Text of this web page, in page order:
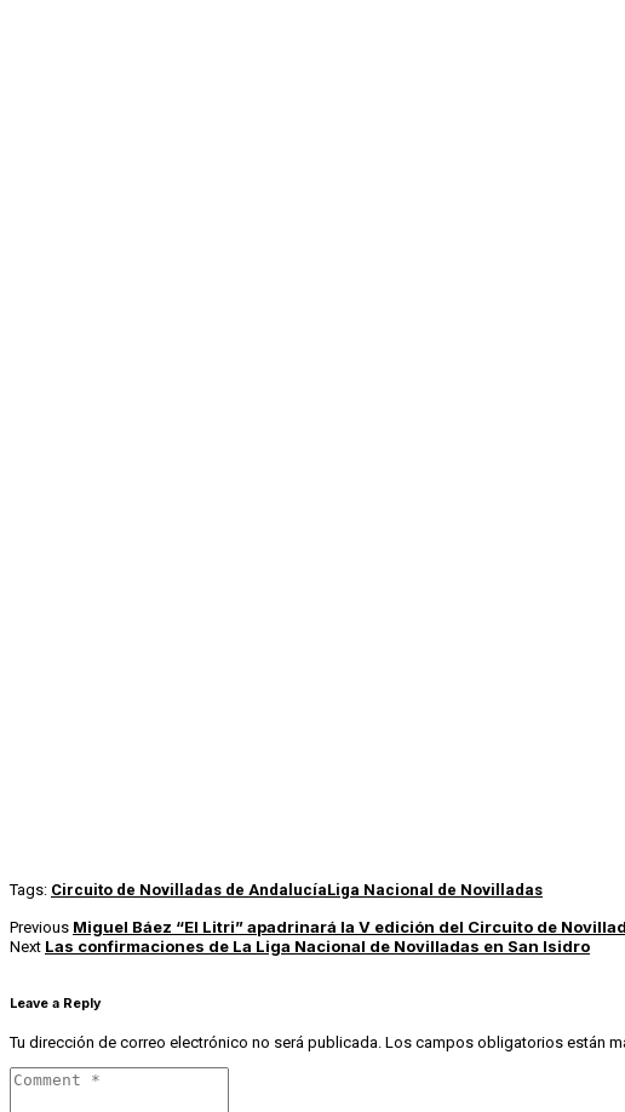
Tags: Circuito de Novilladas de AndalucíaLiga Nacional de Novilladas
Previous Miguel Báez “El Litri” apadrinará la V edición del Circuito de
Next Las confirmaciones de La Liga Nacional de Novilladas en San Isidro
Leave a Reply
Tu dirección de correo electrónico no será publicada. Los campos obligatorios están